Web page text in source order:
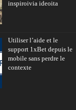
inspiroivia ideoita
Utiliser l’aide et le
support 1xBet depuis le
mobile sans perdre le
contexte